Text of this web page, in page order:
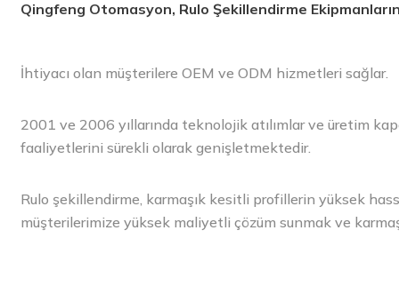
Qingfeng Otomasyon, Rulo Şekillendirme
İhtiyacı olan müşterilere OEM ve ODM hizmetleri sağlar.
2001 ve 2006 yıllarında teknolojik atılımlar ve üretim
faaliyetlerini sürekli olarak genişletmektedir.
Rulo şekillendirme, karmaşık kesitli profillerin yüksek
müşterilerimize yüksek maliyetli çözüm sunmak ve